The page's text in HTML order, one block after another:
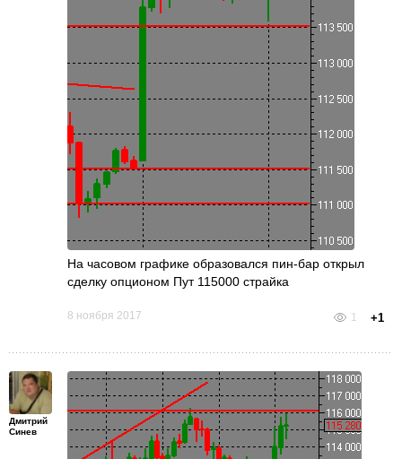
На часовом графике образовался пин-бар открыл
сделку опционом Пут 115000 страйка
8 ноября 2017 1 +1
Дмитрий
Синев